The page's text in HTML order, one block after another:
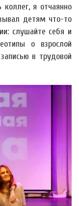
я отчаянно
детям что-то
слушайте себя и
о взрослой
в трудовой